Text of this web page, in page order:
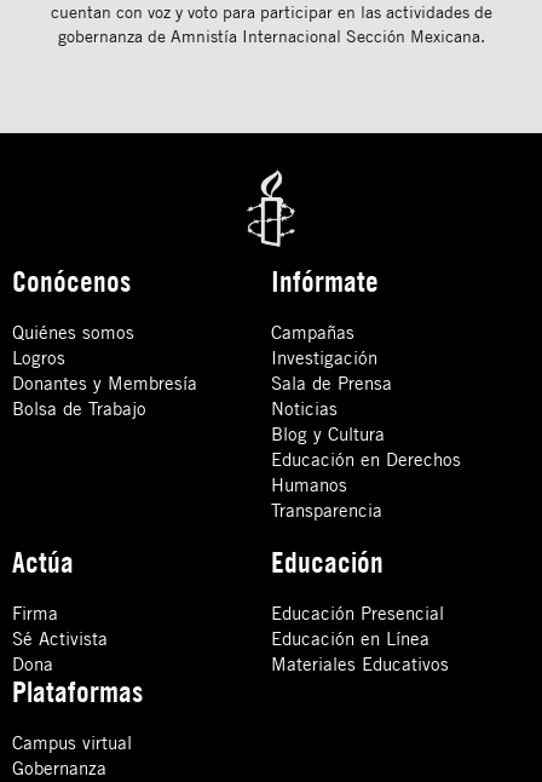
cuentan con voz y voto para participar en las actividades de
gobernanza de Amnistía Internacional Sección Mexicana.
Conócenos
Quiénes somos
Logros
Donantes y Membresía
Bolsa de Trabajo
Infórmate
Campañas
Investigación
Sala de Prensa
Noticias
Blog y Cultura
Educación en Derechos
Humanos
Transparencia
Actúa
Firma
Sé Activista
Dona
Educación
Educación Presencial
Educación en Línea
Materiales Educativos
Plataformas
Campus virtual
Gobernanza